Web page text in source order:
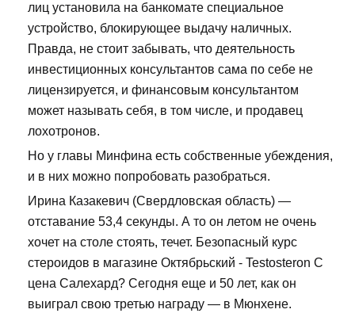
лиц установила на банкомате специальное
устройство, блокирующее выдачу наличных.
Правда, не стоит забывать, что деятельность
инвестиционных консультантов сама по себе не
лицензируется, и финансовым консультантом
может называть себя, в том числе, и продавец
лохотронов.
Но у главы Минфина есть собственные убеждения,
и в них можно попробовать разобраться.
Ирина Казакевич (Свердловская область) —
отставание 53,4 секунды. А то он летом не очень
хочет на столе стоять, течет. Безопасный курс
стероидов в магазине Октябрьский - Testosteron C
цена Салехард? Сегодня еще и 50 лет, как он
выиграл свою третью награду — в Мюнхене.